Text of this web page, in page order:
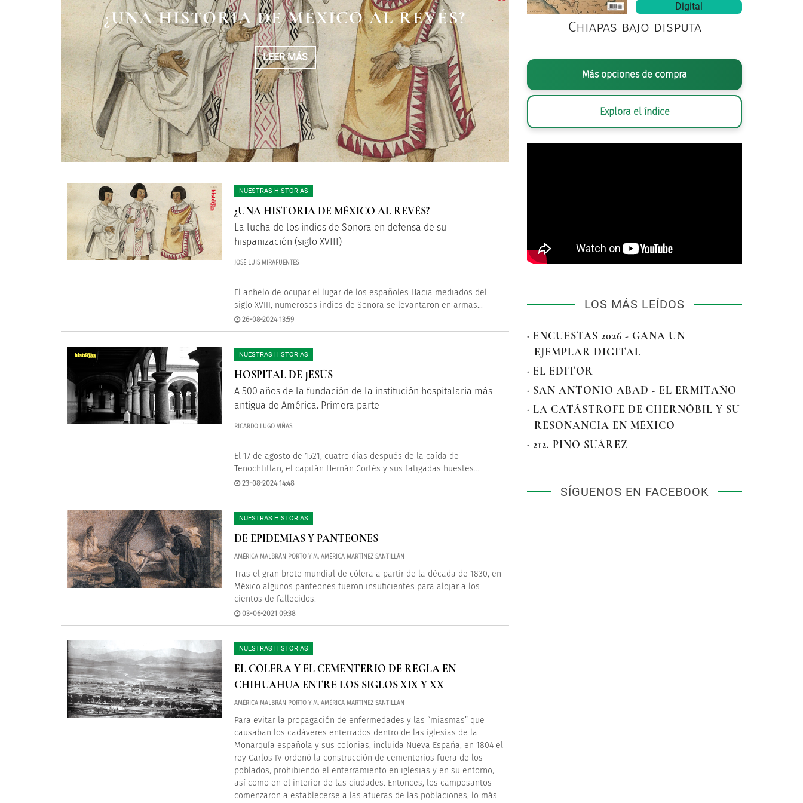
¿UNA HISTORIA DE MÉXICO AL REVÉS?
LEER MÁS
HOSPITAL DE JESÚS
LEER MÁS
DE EPIDEMIAS Y PANTEONES
LEER MÁS
NUESTRAS HISTORIAS
¿UNA HISTORIA DE MÉXICO AL REVÉS?
La lucha de los indios de Sonora en defensa de su
hispanización (siglo XVIII)
JOSÉ LUIS MIRAFUENTES
El anhelo de ocupar el lugar de los españoles Hacia mediados del
siglo XVIII, numerosos indios de Sonora se levantaron en armas...
26-08-2024 13:59
NUESTRAS HISTORIAS
HOSPITAL DE JESÚS
A 500 años de la fundación de la institución hospitalaria más
antigua de América. Primera parte
RICARDO LUGO VIÑAS
El 17 de agosto de 1521, cuatro días después de la caída de
Tenochtitlan, el capitán Hernán Cortés y sus fatigadas huestes...
23-08-2024 14:48
NUESTRAS HISTORIAS
DE EPIDEMIAS Y PANTEONES
AMÉRICA MALBRÁN PORTO Y M. AMÉRICA MARTÍNEZ SANTILLÁN
Tras el gran brote mundial de cólera a partir de la década de 1830, en
México algunos panteones fueron insuficientes para alojar a los
cientos de fallecidos.
03-06-2021 09:38
NUESTRAS HISTORIAS
EL CÓLERA Y EL CEMENTERIO DE REGLA EN
CHIHUAHUA ENTRE LOS SIGLOS XIX Y XX
AMÉRICA MALBRÁN PORTO Y M. AMÉRICA MARTÍNEZ SANTILLÁN
Para evitar la propagación de enfermedades y las “miasmas” que
causaban los cadáveres enterrados dentro de las iglesias de la
Monarquía española y sus colonias, incluida Nueva España, en 1804 el
rey Carlos IV ordenó la construcción de cementerios fuera de los
poblados, prohibiendo el enterramiento en iglesias y en su entorno,
así como en el interior de las ciudades. Entonces, los camposantos
comenzaron a establecerse a las afueras de las poblaciones, lo más
Digital
Chiapas bajo disputa
Más opciones de compra
Explora el índice
LOS MÁS LEÍDOS
· ENCUESTAS 2026 - GANA UN
EJEMPLAR DIGITAL
· EL EDITOR
· SAN ANTONIO ABAD - EL ERMITAÑO
· LA CATÁSTROFE DE CHERNÓBIL Y SU
RESONANCIA EN MÉXICO
· 212. PINO SUÁREZ
SÍGUENOS EN FACEBOOK